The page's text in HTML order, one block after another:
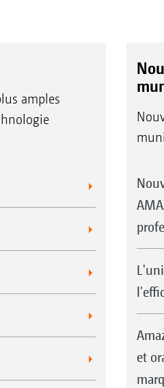
amples
et